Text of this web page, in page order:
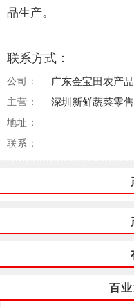
品生产。
联系方式：
公司： 广东金宝田农产
主营： 深圳新鲜蔬菜零
地址：
联系：
百